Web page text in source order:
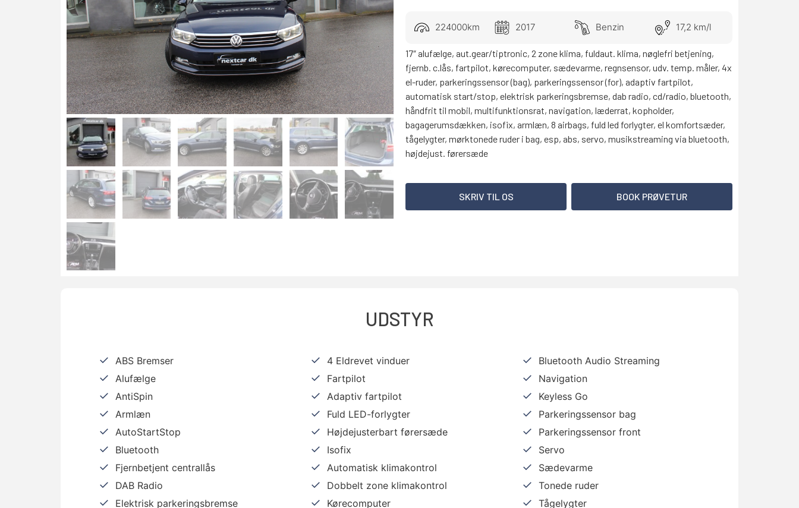
224000km 2017 Benzin 17,2 km/l
17″ alufælge, aut.gear/tiptronic, 2 zone klima, fuldaut. klima, nøglefri betjening,
fjernb. c.lås, fartpilot, kørecomputer, sædevarme, regnsensor, udv. temp. måler, 4x
el-ruder, parkeringssensor (bag), parkeringssensor (for), adaptiv fartpilot,
automatisk start/stop, elektrisk parkeringsbremse, dab radio, cd/radio, bluetooth,
håndfrit til mobil, multifunktionsrat, navigation, læderrat, kopholder,
bagagerumsdækken, isofix, armlæn, 8 airbags, fuld led forlygter, el komfortsæder,
tågelygter, mørktonede ruder i bag, esp, abs, servo, musikstreaming via bluetooth,
højdejust. førersæde
SKRIV TIL OS BOOK PRØVETUR
UDSTYR
ABS Bremser
Alufælge
AntiSpin
Armlæn
AutoStartStop
Bluetooth
Fjernbetjent centrallås
DAB Radio
Elektrisk parkeringsbremse
4 Eldrevet vinduer
Fartpilot
Adaptiv fartpilot
Fuld LED-forlygter
Højdejusterbart førersæde
Isofix
Automatisk klimakontrol
Dobbelt zone klimakontrol
Kørecomputer
Bluetooth Audio Streaming
Navigation
Keyless Go
Parkeringssensor bag
Parkeringssensor front
Servo
Sædevarme
Tonede ruder
Tågelygter